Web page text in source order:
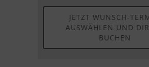
JETZT WUNSCH-
AUSWÄHLEN UND
BUCHEN